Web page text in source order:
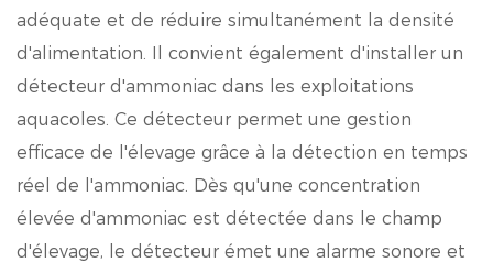
adéquate et de réduire simultanément la densité
d'alimentation. Il convient également d'installer un
détecteur d'ammoniac dans les exploitations
aquacoles. Ce détecteur permet une gestion
efficace de l'élevage grâce à la détection en temps
réel de l'ammoniac. Dès qu'une concentration
élevée d'ammoniac est détectée dans le champ
d'élevage, le détecteur émet une alarme sonore et